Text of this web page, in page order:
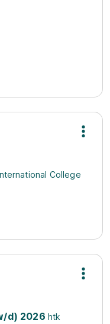
College
d) 2026 htk